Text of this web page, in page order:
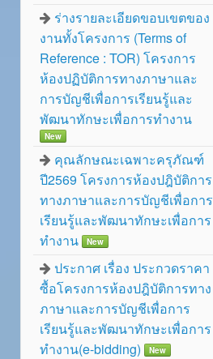
ร่างรายละเอียดขอบเขตของ
งานทั้งโครงการ (Terms of
Reference : TOR) โครงการ
ห้องปฏิบัติการทางภาษาและ
การบัญชีเพื่อการเรียนรู้และ
พัฒนาทักษะเพื่อการทำงาน
New
คุณลักษณะเฉพาะครุภัณฑ์
ปี2569 โครงการห้องปฎิบัติการ
ทางภาษาและการบัญชีเพื่อการ
เรียนรู้และพัฒนาทักษะเพื่อการ
ทำงาน
New
ประกาศ เรื่อง ประกวดราคา
ซื้อโครงการห้องปฎิบัติการทาง
ภาษาและการบัญชีเพื่อการ
เรียนรู้และพัฒนาทักษะเพื่อการ
ทำงาน(e-bidding)
New